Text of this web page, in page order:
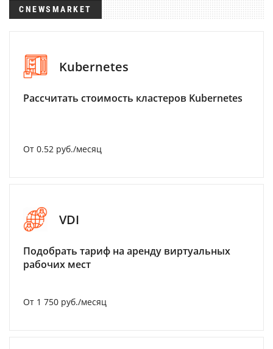
CNEWSMARKET
Kubernetes
Рассчитать стоимость кластеров Kubernetes
От 0.52 руб./месяц
VDI
Подобрать тариф на аренду виртуальных
рабочих мест
От 1 750 руб./месяц